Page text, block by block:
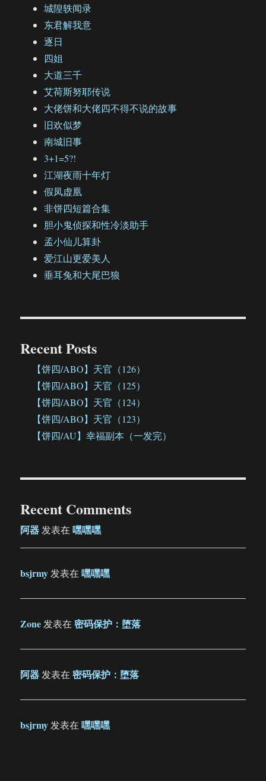
城隍轶闻录
东君解我意
逐日
四姐
大道三千
艾荷斯努耶传说
大佬饼和大佬四不得不说的故事
旧欢似梦
南城旧事
3+1=5?!
江湖夜雨十年灯
假凤虚凰
非饼四短篇合集
胆小鬼侦探和性冷淡助手
孟小仙儿算卦
爱江山更爱美人
垂耳兔和大尾巴狼
Recent Posts
【饼四/ABO】天官（126）
【饼四/ABO】天官（125）
【饼四/ABO】天官（124）
【饼四/ABO】天官（123）
【饼四/AU】幸福副本（一发完）
Recent Comments
阿器发表在嘿嘿嘿
bsjrmy发表在嘿嘿嘿
Zone发表在密码保护：堕落
阿器发表在密码保护：堕落
bsjrmy发表在嘿嘿嘿